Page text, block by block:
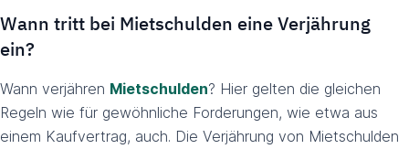
Wann tritt bei Mietschulden eine Verjährung
ein?
Wann verjähren Mietschulden? Hier gelten die gleichen
Regeln wie für gewöhnliche Forderungen, wie etwa aus
einem Kaufvertrag, auch. Die Verjährung von Mietschulden